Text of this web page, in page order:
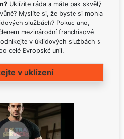
Uklízíte ráda a máte pak skvělý
Myslíte si, že byste si mohla
službách? Pokud ano,
mezinárodní franchisové
v úklidových službách s
celé Evropské unii.
v uklízení